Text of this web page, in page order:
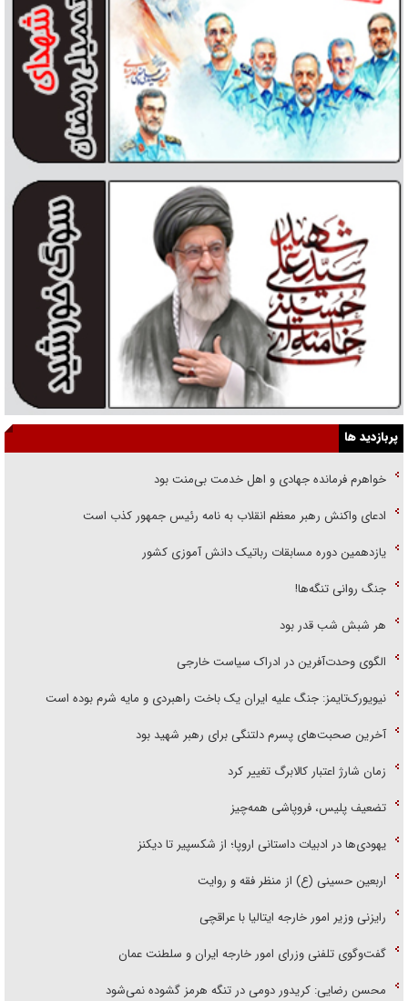
پربازدید ها
خواهرم فرمانده جهادی و اهل خدمت بی‌منت بود
ادعای واکنش رهبر معظم انقلاب به نامه رئیس جمهور کذب است
یازدهمین دوره مسابقات رباتیک دانش آموزی کشور
جنگ روانی تنگه‌ها!
هر شبش شب قدر بود
الگوی وحدت‌آفرین در ادراک سیاست خارجی
نیویورک‌تایمز: جنگ علیه ایران یک باخت راهبردی و مایه شرم بوده است
آخرین صحبت‌های پسرم دلتنگی برای رهبر شهید بود
زمان شارژ اعتبار کالابرگ تغییر کرد
تضعیف پلیس، فروپاشی همه‌چیز
یهودی‌ها در ادبیات داستانی اروپا؛ از شکسپیر تا دیکنز
اربعین حسینی (ع) از منظر فقه و روایت
رایزنی وزیر امور خارجه ایتالیا با عراقچی
گفت‌وگوی تلفنی وزرای امور خارجه ایران و سلطنت عمان
محسن رضایی: کریدور دومی در تنگه هرمز گشوده نمی‌شود